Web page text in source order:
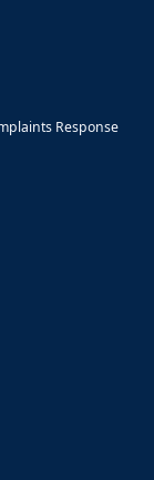
Response